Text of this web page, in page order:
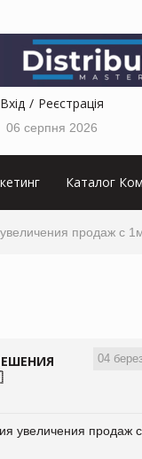
Вхід Реєстрація
06 серпня 2026
Каталог
04